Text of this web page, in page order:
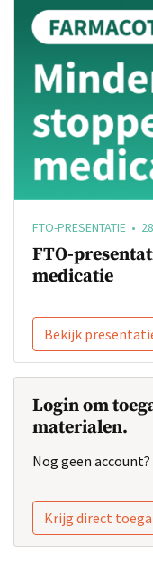
FTO-PRESENTATIE •
FTO-
medicatie
Bekijk
Login om
materialen.
Nog geen account?
Krijg direct